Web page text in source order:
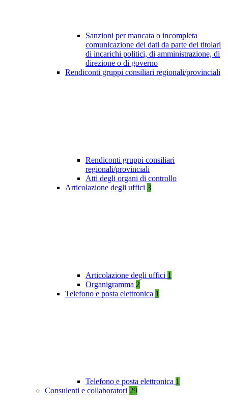
Sanzioni per mancata o incompleta
comunicazione dei dati da parte dei titolari
di incarichi politici, di amministrazione, di
direzione o di governo
Rendiconti gruppi consiliari regionali/provinciali
Rendiconti gruppi consiliari
regionali/provinciali
Atti degli organi di controllo
Articolazione degli uffici 3
Articolazione degli uffici 1
Organigramma 2
Telefono e posta elettronica 1
Telefono e posta elettronica 1
Consulenti e collaboratori 29